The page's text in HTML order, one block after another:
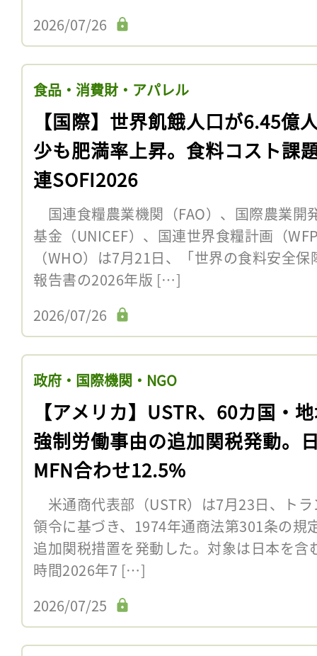
2026/07/26
食品・消費財・アパレル
【国際】世界飢餓人口が6.45億
少も肥満率上昇。食料コスト課
連SOFI2026
国連食糧農業機関（FAO）、国際農業開
基金（UNICEF）、国連世界食糧計画（
（WHO）は7月21日、「世界の食料安全
報告書の2026年版 […]
2026/07/26
政府・国際機関・NGO
【アメリカ】USTR、60カ国・
強制労働事由の追加関税発動。
MFN合わせ12.5%
米通商代表部（USTR）は7月23日、ト
領令に基づき、1974年通商法第301条の規
追加関税措置を発動した。対象は日本を
時間2026年7 […]
2026/07/25